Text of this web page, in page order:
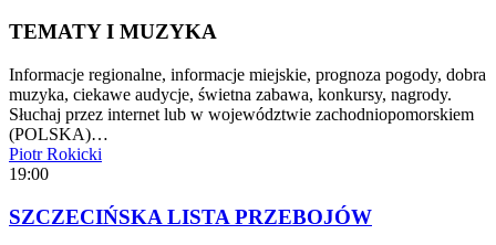
TEMATY I MUZYKA
Informacje regionalne, informacje miejskie, prognoza pogody, dobra
muzyka, ciekawe audycje, świetna zabawa, konkursy, nagrody.
Słuchaj przez internet lub w województwie zachodniopomorskiem
(POLSKA)…
Piotr Rokicki
19:00
SZCZECIŃSKA LISTA PRZEBOJÓW